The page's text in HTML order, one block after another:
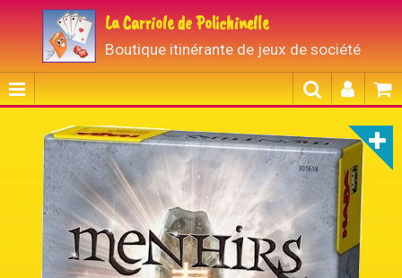
La Carriole de Polichinelle
Boutique itinérante de jeux de société